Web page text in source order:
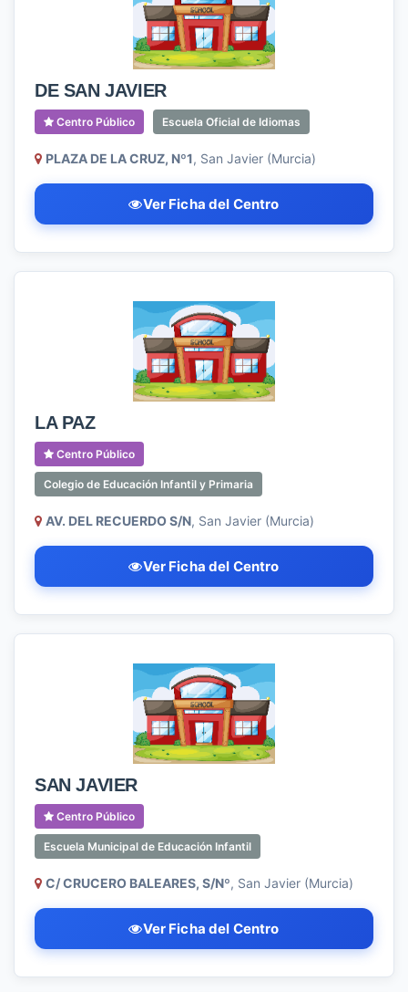
DE SAN JAVIER
Centro Público Escuela Oficial de Idiomas
PLAZA DE LA CRUZ, Nº1, San Javier (Murcia)
Ver Ficha del Centro
LA PAZ
Centro Público
Colegio de Educación Infantil y Primaria
AV. DEL RECUERDO S/N, San Javier (Murcia)
Ver Ficha del Centro
SAN JAVIER
Centro Público
Escuela Municipal de Educación Infantil
C/ CRUCERO BALEARES, S/Nº, San Javier (Murcia)
Ver Ficha del Centro